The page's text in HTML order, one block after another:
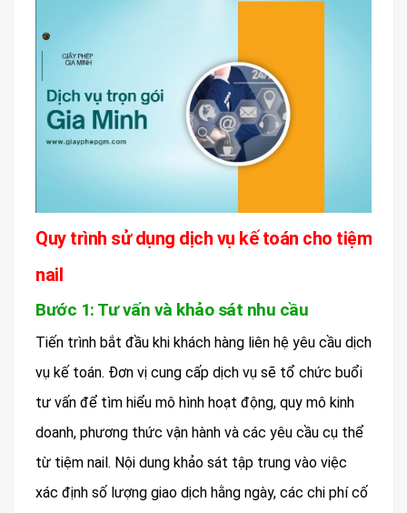
Quy trình sử dụng dịch vụ kế toán cho tiệm
nail
Bước 1: Tư vấn và khảo sát nhu cầu
Tiến trình bắt đầu khi khách hàng liên hệ yêu cầu dịch
vụ kế toán. Đơn vị cung cấp dịch vụ sẽ tổ chức buổi
tư vấn để tìm hiểu mô hình hoạt động, quy mô kinh
doanh, phương thức vận hành và các yêu cầu cụ thể
từ tiệm nail. Nội dung khảo sát tập trung vào việc
xác định số lượng giao dịch hằng ngày, các chi phí cố